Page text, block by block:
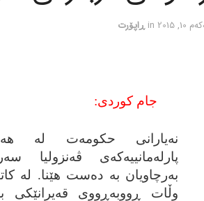
2015
in ڕاپۆرت
جام کوردی:
نه‌یارانی حکومه‌ت له‌
پارله‌مانییه‌که‌ی ڤه‌نزولیا
به‌رچاویان به‌ ده‌ست هێنا. له‌
وڵات ڕووبه‌ڕووی قه‌یرانێکی